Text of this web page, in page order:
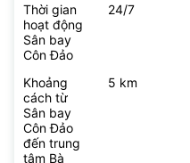
Thời gian
hoạt động
Sân bay
Côn Đảo
24/7
Khoảng
cách từ
Sân bay
Côn Đảo
đến trung
tâm Bà
5 km